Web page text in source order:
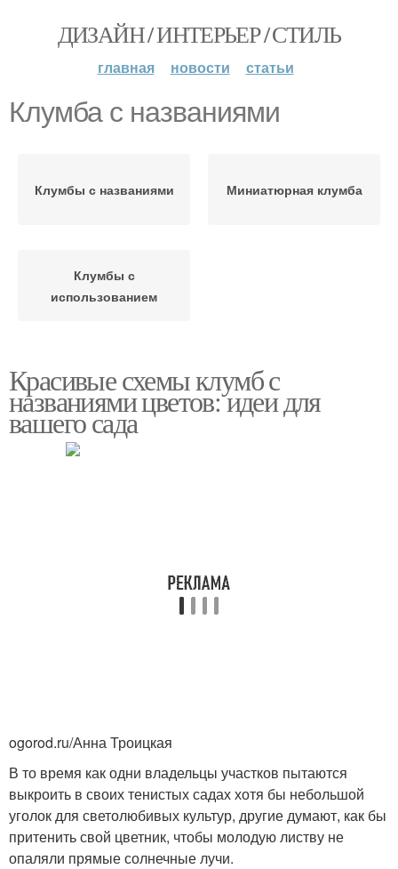
ДИЗАЙН / ИНТЕРЬЕР / СТИЛЬ
главная новости статьи
Клумба с названиями
Клумбы с названиями Миниатюрная клумба
Клумбы с
использованием
Красивые схемы клумб с
названиями цветов: идеи для
вашего сада
ogorod.ru/Анна Троицкая
В то время как одни владельцы участков пытаются
выкроить в своих тенистых садах хотя бы небольшой
уголок для светолюбивых культур, другие думают, как бы
притенить свой цветник, чтобы молодую листву не
опаляли прямые солнечные лучи.